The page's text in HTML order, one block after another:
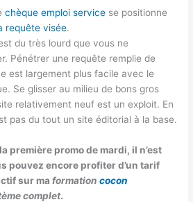
chèque emploi service se positionne
requête visée.
du très lourd que vous ne
Pénétrer une requête remplie de
est largement plus facile avec le
Se glisser au milieu de bons gros
relativement neuf est un exploit. En
pas du tout un site éditorial à la base.
première promo de mardi, il n’est
pouvez encore profiter d’un tarif
sur maformationcocon
complet.